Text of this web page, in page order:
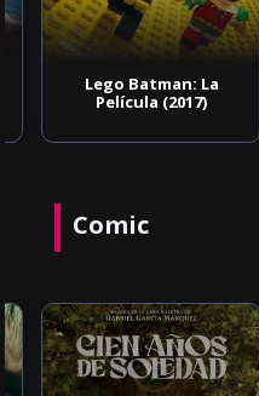
Lego Batman: La
Película (2017)
Comic